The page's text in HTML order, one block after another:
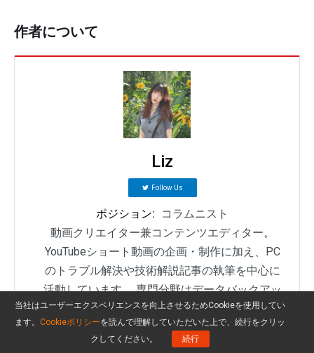
作者について
Liz
Follow Us
ポジション:
コラムニスト
動画クリエイター兼コンテンツエディター。
YouTubeショート動画の企画・制作に加え、PC
のトラブル解決や技術解説記事の執筆を中心に
活動しています。 専門分野はデータバックアッ
プとメディア変換技術。3年以上の実務経験を活
かし、画面録画やデータ保護、システムトラブ
ルの迅速な解決方法を分かりやすく解説してい
当社はユーザーエクスペリエンスを向上させるためCookieを使用してい
ます。 Cookieポリシーを読んで理解していただいた上で、続行をクリッ
クしてください。
続行